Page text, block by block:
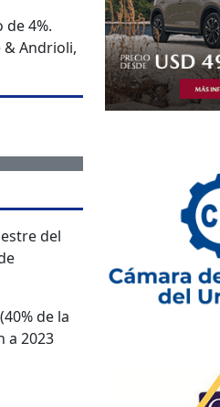
4%.
& Andrioli,
del
de la
a 2023